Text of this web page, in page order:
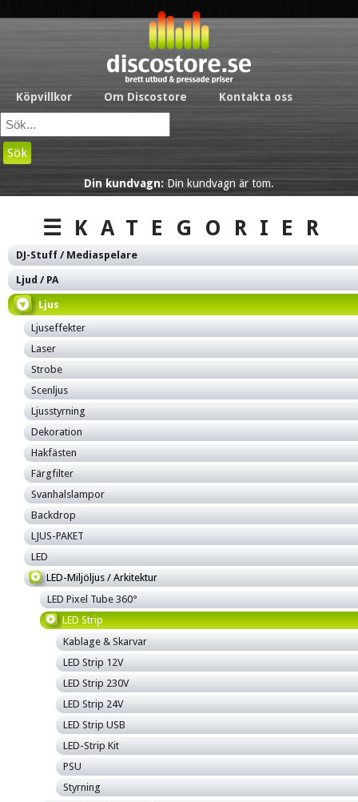
Köpvillkor Om Discostore Kontakta oss
Sök
Din kundvagn: Din kundvagn är tom.
☰KATEGORIER
DJ-Stuff / Mediaspelare
Ljud / PA
Ljus
Ljuseffekter
Laser
Strobe
Scenljus
Ljusstyrning
Dekoration
Hakfästen
Färgfilter
Svanhalslampor
Backdrop
LJUS-PAKET
LED
LED-Miljöljus / Arkitektur
LED Pixel Tube 360°
LED Strip
Kablage & Skarvar
LED Strip 12V
LED Strip 230V
LED Strip 24V
LED Strip USB
LED-Strip Kit
PSU
Styrning